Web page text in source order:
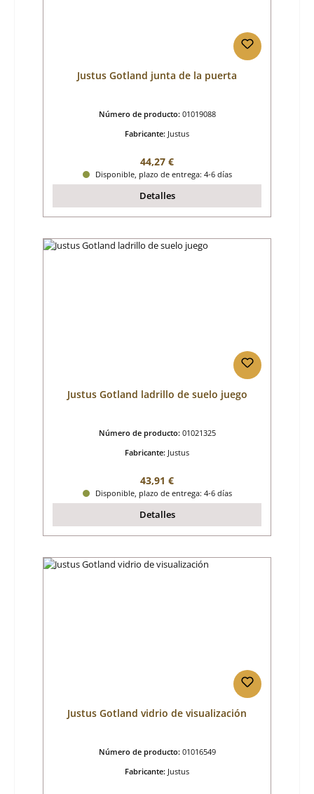
Justus Gotland junta de la puerta
Número de producto: 01019088
Fabricante: Justus
Precio normal:
44,27 €
Disponible, plazo de entrega: 4-6 días
Detalles
Justus Gotland ladrillo de suelo juego
Número de producto: 01021325
Fabricante: Justus
Precio normal:
43,91 €
Disponible, plazo de entrega: 4-6 días
Detalles
Justus Gotland vidrio de visualización
Número de producto: 01016549
Fabricante: Justus